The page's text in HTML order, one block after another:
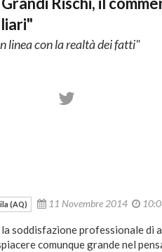
linea con la realtà dei fatti"
(AQ) 11 Novembre 2014
la soddisfazione professionale di
comunque grande nel